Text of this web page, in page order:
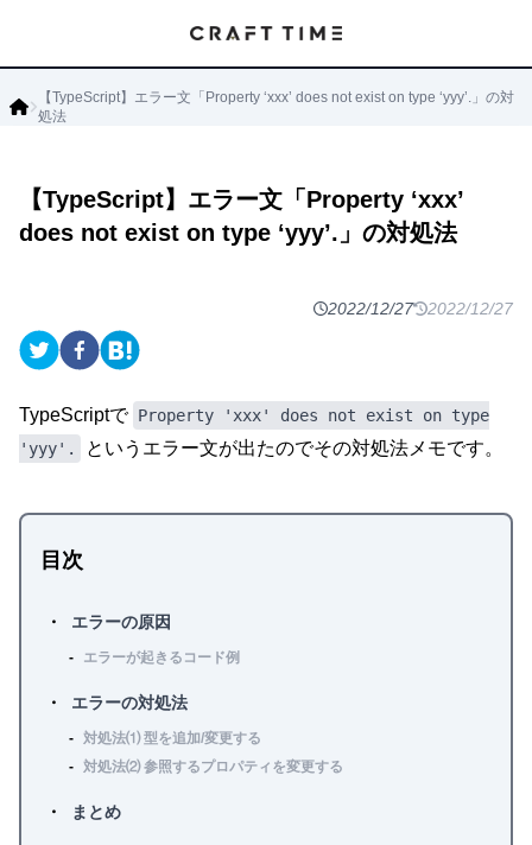
【TypeScript】エラー文「Property ‘xxx’ does not exist on type ‘yyy’.」の対
処法
【TypeScript】エラー文「Property ‘xxx’
does not exist on type ‘yyy’.」の対処法
2022/12/27 2022/12/27
TypeScriptで Property 'xxx' does not exist on type
'yyy'.
というエラー文が出たのでその対処法メモです。
目次
エラーの原因
エラーが起きるコード例
エラーの対処法
対処法⑴ 型を追加/変更する
対処法⑵ 参照するプロパティを変更する
まとめ